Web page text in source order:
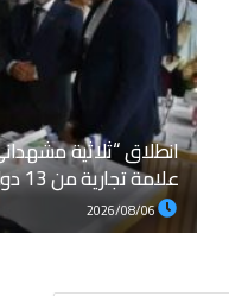
علامة تجارية من 13 دولة
2026/08/06